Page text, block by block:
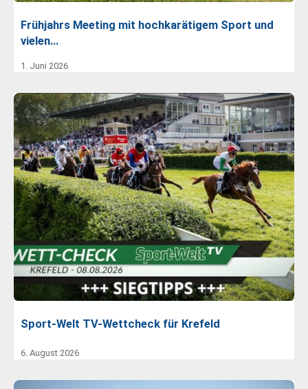
Frühjahrs Meeting mit hochkarätigem Sport und
vielen…
1. Juni 2026
Sport-Welt TV-Wettcheck für Krefeld
6. August 2026